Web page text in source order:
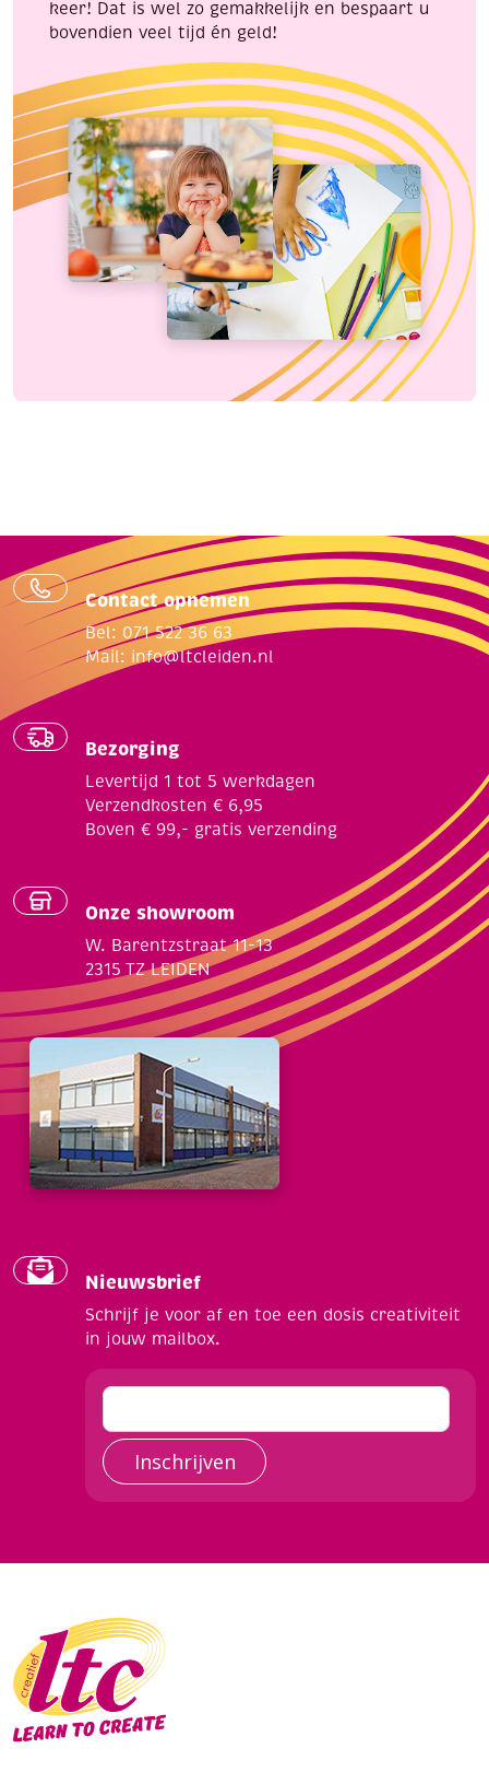
keer! Dat is wel zo gemakkelijk en bespaart u
bovendien veel tijd én geld!
Contact opnemen
Bel: 071 522 36 63
Mail: info@ltcleiden.nl
Bezorging
Levertijd 1 tot 5 werkdagen
Verzendkosten € 6,95
Boven € 99,- gratis verzending
Onze showroom
W. Barentzstraat 11-13
2315 TZ LEIDEN
Nieuwsbrief
Schrijf je voor af en toe een dosis creativiteit
in jouw mailbox.
Inschrijven